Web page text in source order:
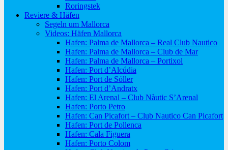
Roringstek
Reviere & Häfen
Segeln um Mallorca
Videos: Häfen Mallorca
Hafen: Palma de Mallorca – Real Club Nautico
Hafen: Palma de Mallorca – Club de Mar
Hafen: Palma de Mallorca – Portixol
Hafen: Port d’Alcúdia
Hafen: Port de Sóller
Hafen: Port d’Andratx
Hafen: El Arenal – Club Nàutic S’Arenal
Hafen: Porto Petro
Hafen: Can Picafort – Club Nautico Can Picafort
Hafen: Port de Pollenca
Hafen: Cala Figuera
Hafen: Porto Colom